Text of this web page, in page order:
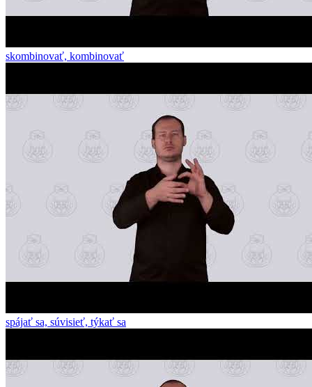
skombinovať, kombinovať
spájať sa, súvisieť, týkať sa